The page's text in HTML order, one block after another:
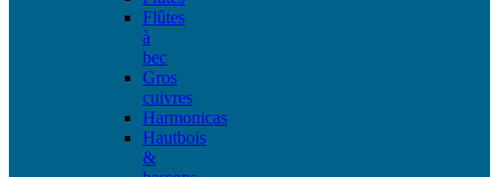
Flûtes
à
bec
Gros
cuivres
Harmonicas
Hautbois
&